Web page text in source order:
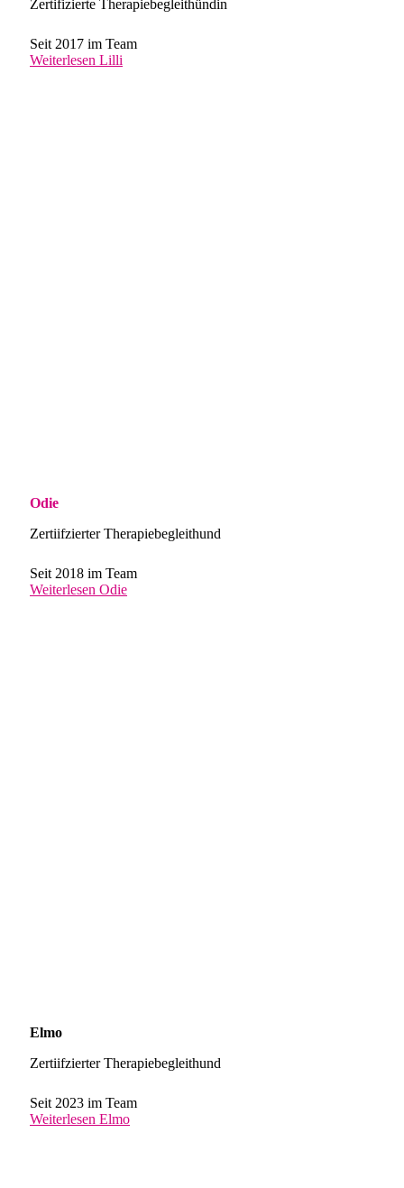
Zertifizierte Therapiebegleithündin
Seit 2017 im Team
Weiterlesen Lilli
Odie
Zertiifzierter Therapiebegleithund
Seit 2018 im Team
Weiterlesen Odie
Elmo
Zertiifzierter Therapiebegleithund
Seit 2023 im Team
Weiterlesen Elmo